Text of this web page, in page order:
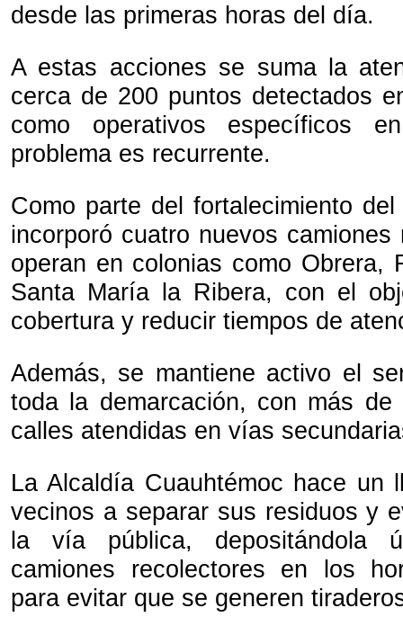
desde las primeras horas del día.
A estas acciones se suma la
cerca de 200 puntos detectados
como operativos específicos
problema es recurrente.
Como parte del fortalecimiento
incorporó cuatro nuevos
operan en colonias como Obrera,
Santa María la Ribera, con el
cobertura y reducir tiempos de
Además, se mantiene activo el
toda la demarcación, con más
calles atendidas en vías
La Alcaldía Cuauhtémoc hace un
vecinos a separar sus residuos y
la vía pública, depositándola
camiones recolectores en los
para evitar que se generen